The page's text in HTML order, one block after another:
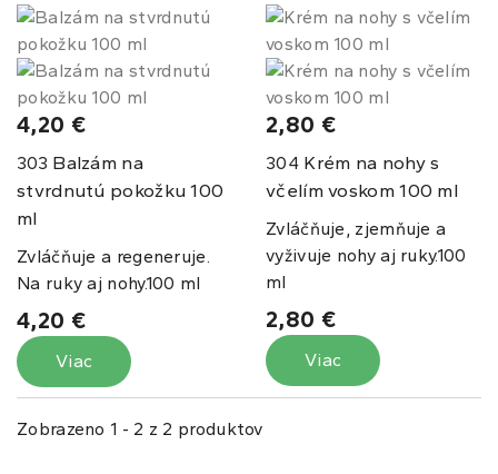
4,20 €
303 Balzám na
stvrdnutú pokožku 100
ml
Zvláčňuje a regeneruje.
Na ruky aj nohy.100 ml
4,20 €
Viac
2,80 €
304Krém na nohy s
včelím voskom 100 ml
Zvláčňuje, zjemňuje a
vyživuje nohy aj ruky.100
ml
2,80 €
Viac
Zobrazeno 1 - 2 z 2 produktov